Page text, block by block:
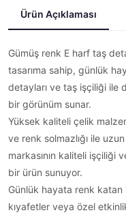
Ürün Açıklaması
Gümüş renk E harf taş
tasarıma sahip, günlük
detayları ve taş işçiliği ile
bir görünüm sunar.
Yüksek kaliteli çelik
ve renk solmazlığı ile
markasının kaliteli işçiliği
bir ürün sunuyor.
Günlük hayata renk
kıyafetler veya özel